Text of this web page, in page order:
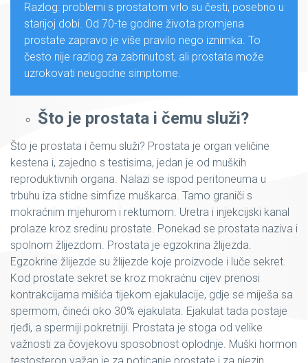
Razlog: problemi s prostatom vrlo su česti, posebno u
starijoj dobi. Od 70-te godine života promjena
prostate zapravo je više pravilo nego iznimka. To
često nije razlog za zabrinutost, ali prostata može
uzrokovati neugodne simptome.
Što je prostata i čemu služi?
Što je prostata i čemu služi? Prostata je organ veličine
kestena i, zajedno s testisima, jedan je od muških
reproduktivnih organa. Nalazi se ispod peritoneuma u
trbuhu iza stidne simfize muškarca. Tamo graniči s
mokraćnim mjehurom i rektumom. Uretra i injekcijski kanal
prolaze kroz sredinu prostate. Ponekad se prostata naziva i
spolnom žlijezdom. Prostata je egzokrina žlijezda.
Egzokrine žlijezde su žlijezde koje proizvode i luče sekret.
Kod prostate sekret se kroz mokraćnu cijev prenosi
kontrakcijama mišića tijekom ejakulacije, gdje se miješa sa
spermom, čineći oko 30% ejakulata. Ejakulat tada postaje
rjeđi, a spermiji pokretniji. Prostata je stoga od velike
važnosti za čovjekovu sposobnost oplodnje. Muški hormon